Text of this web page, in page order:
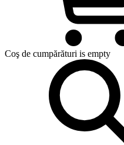
Coş de cumpărături is empty